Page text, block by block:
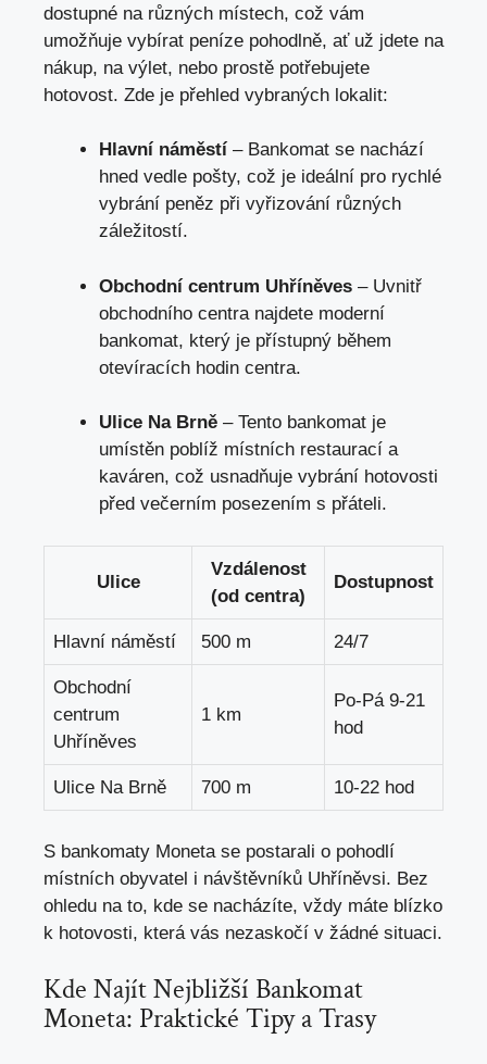
dostupné na různých místech, což vám
umožňuje vybírat peníze pohodlně, ať už jdete na
nákup, na výlet, nebo prostě potřebujete
hotovost. Zde je přehled vybraných lokalit:
Hlavní náměstí – Bankomat se nachází
hned vedle pošty, což je ideální pro rychlé
vybrání peněz při vyřizování různých
záležitostí.
Obchodní centrum Uhříněves – Uvnitř
obchodního centra najdete moderní
bankomat, který je přístupný během
otevíracích hodin centra.
Ulice Na Brně – Tento bankomat je
umístěn poblíž místních restaurací a
kaváren, což usnadňuje vybrání hotovosti
před večerním posezením s přáteli.
Ulice
Vzdálenost
(od centra)
Dostupnost
Hlavní náměstí 500 m 24/7
Obchodní
centrum
Uhříněves
1 km
Po-Pá 9-21
hod
Ulice Na Brně 700 m 10-22 hod
S bankomaty Moneta se postarali o pohodlí
místních obyvatel i návštěvníků Uhříněvsi. Bez
ohledu na to, kde se nacházíte, vždy máte blízko
k hotovosti, která vás nezaskočí v žádné situaci.
Kde Najít Nejbližší Bankomat
Moneta: Praktické Tipy a Trasy